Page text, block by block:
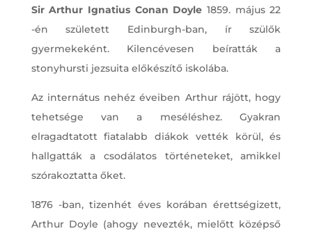
Sir Arthur Ignatius Conan Doyle 1859. május 22
-én született Edinburgh-ban, ír szülők
gyermekeként. Kilencévesen beíratták a
stonyhursti jezsuita előkészítő iskolába.
Az internátus nehéz éveiben Arthur rájött, hogy
tehetsége van a meséléshez. Gyakran
elragadtatott fiatalabb diákok vették körül, és
hallgatták a csodálatos történeteket, amikkel
szórakoztatta őket.
1876 ​​-ban, tizenhét éves korában érettségizett,
Arthur Doyle (ahogy nevezték, mielőtt középső